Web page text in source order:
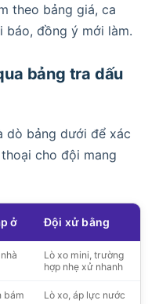
theo bảng giá, ca
báo, đồng ý mới làm.
bảng tra dấu
dò bảng dưới để xác
cho đội mang
ở Đội xử bằng
Lò xo mini, trường
hợp nhẹ xử nhanh
bám
Lò xo, áp lực nước